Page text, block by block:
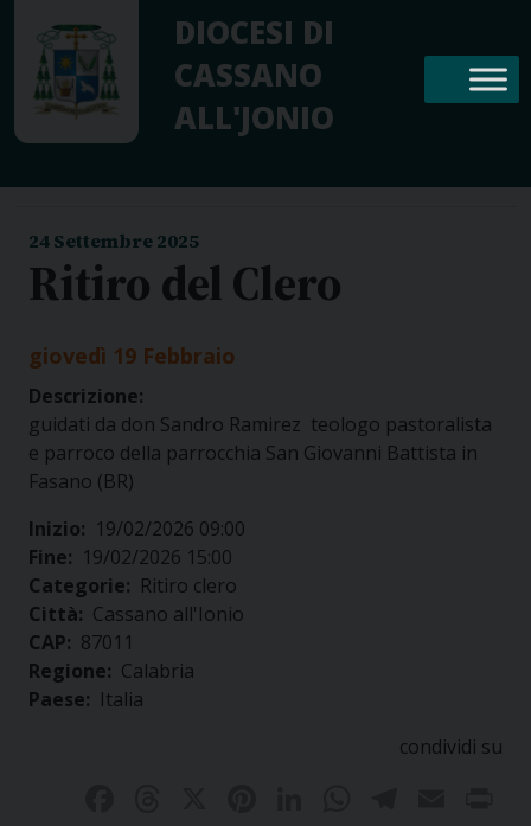
content
DIOCESI DI
CASSANO
ALL'JONIO
24 Settembre 2025
Ritiro del Clero
giovedì 19 Febbraio
Descrizione:
guidati da don Sandro Ramirez teologo pastoralista
e parroco della parrocchia San Giovanni Battista in
Fasano (BR)
Inizio: 19/02/2026 09:00
Fine: 19/02/2026 15:00
Categorie: Ritiro clero
Città: Cassano all'Ionio
CAP: 87011
Regione: Calabria
Paese: Italia
condividi su